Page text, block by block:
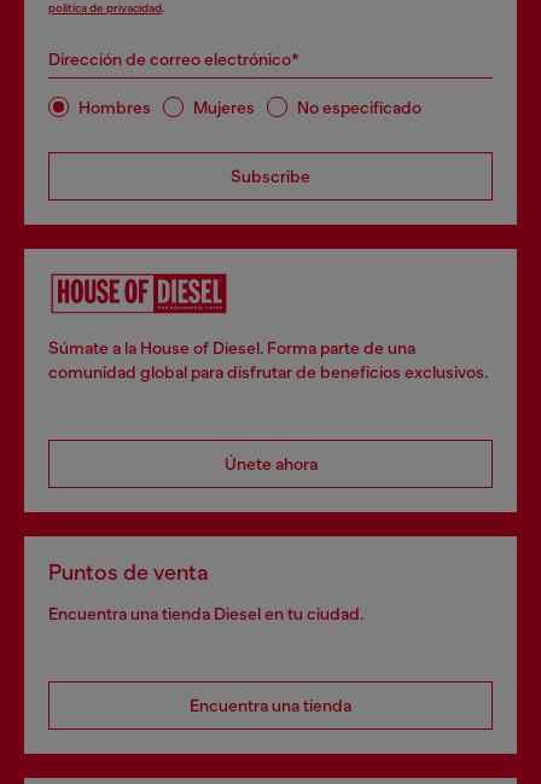
política de privacidad
Dirección de correo electrónico*
Hombres Mujeres No especificado
Subscribe
Súmate a la House of Diesel. Forma parte de una
comunidad global para disfrutar de beneficios exclusivos.
Únete ahora
Puntos de venta
Encuentra una tienda Diesel en tu ciudad.
Encuentra una tienda